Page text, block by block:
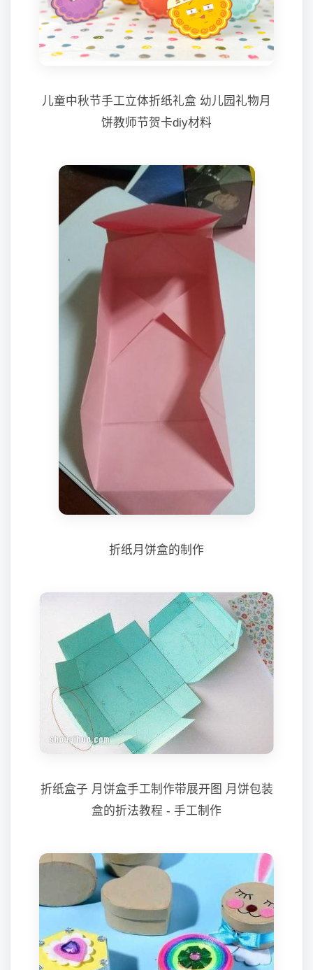
儿童中秋节手工立体折纸礼盒 幼儿园礼物月
饼教师节贺卡diy材料
折纸月饼盒的制作
折纸盒子 月饼盒手工制作带展开图 月饼包装
盒的折法教程 - 手工制作